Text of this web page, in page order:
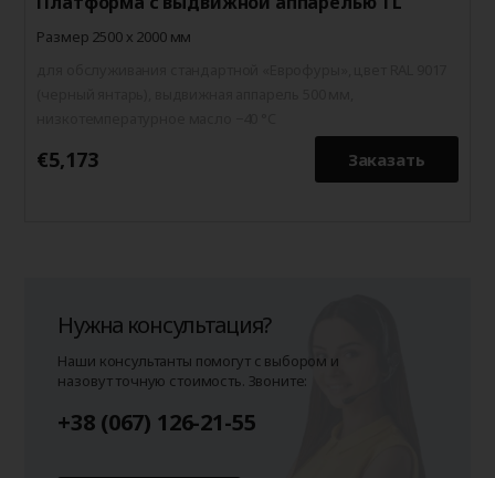
Размер 2500 х 2000 мм
€5,173 Заказать
Нужна консультация?
Наши консультанты помогут с выбором и
назовут точную стоимость. Звоните:
+38 (067) 126-21-55